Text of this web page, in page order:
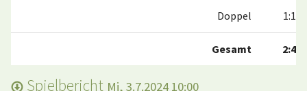
Doppel 1:1
Gesamt 2:4
Spielbericht Mi, 3.7.2024 10:00